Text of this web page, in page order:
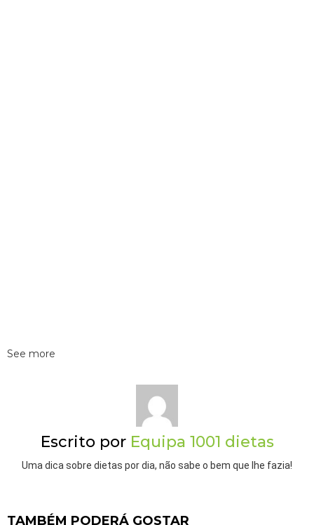
See more
Escrito por Equipa 1001 dietas
Uma dica sobre dietas por dia, não sabe o bem que lhe fazia!
TAMBÉM PODERÁ GOSTAR